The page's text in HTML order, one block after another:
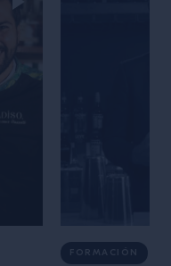
FORMACIÓN